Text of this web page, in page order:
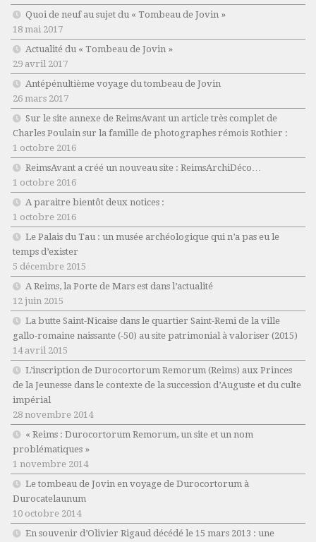
Quoi de neuf au sujet du « Tombeau de Jovin »
18 mai 2017
Actualité du « Tombeau de Jovin »
29 avril 2017
Antépénultième voyage du tombeau de Jovin
26 mars 2017
Sur le site annexe de ReimsAvant un article très complet de
Charles Poulain sur la famille de photographes rémois Rothier :
1 octobre 2016
ReimsAvant a créé un nouveau site : ReimsArchiDéco…
1 octobre 2016
A paraitre bientôt deux notices :
1 octobre 2016
Le Palais du Tau : un musée archéologique qui n’a pas eu le
temps d’exister
5 décembre 2015
A Reims, la Porte de Mars est dans l’actualité
12 juin 2015
La butte Saint-Nicaise dans le quartier Saint-Remi de la ville
gallo-romaine naissante (-50) au site patrimonial à valoriser (2015)
14 avril 2015
L’inscription de Durocortorum Remorum (Reims) aux Princes
de la Jeunesse dans le contexte de la succession d’Auguste et du culte
impérial
28 novembre 2014
« Reims : Durocortorum Remorum, un site et un nom
problématiques »
1 novembre 2014
Le tombeau de Jovin en voyage de Durocortorum à
Durocatelaunum
10 octobre 2014
En souvenir d’Olivier Rigaud décédé le 15 mars 2013 : une